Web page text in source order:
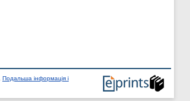
Подальша інформація і